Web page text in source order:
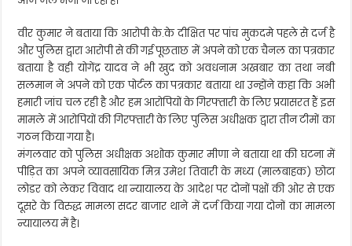
वीर कुमार ने बताया कि आरोपी के.के दीक्षित पर पांच मुकदमे पहले से दर्ज है
और पुलिस द्वारा आरोपी से की गई पूछताछ में अपने को एक चैनल का पत्रकार
बताया है वही योगेंद्र यादव ने भी खुद को अवधनाम अखबार का तथा नबी
सलमान ने अपने को एक पोर्टल का पत्रकार बताया था उन्होंने कहा कि अभी
हमारी जांच चल रही है और हम आरोपियों के गिरफ्तारी के लिए प्रयासरत हैं इस
मामले में आरोपियों की गिरफ्तारी के लिए पुलिस अधीक्षक द्वारा तीन टीमों का
गठन किया गया है।
मंगलवार को पुलिस अधीक्षक अशोक कुमार मीणा ने बताया था की घटना में
पीड़ित का अपने व्यावसायिक मित्र उमेश तिवारी के मध्य (मालबाहक) छोटा
लोडर को लेकर विवाद था न्यायालय के आदेश पर दोनों पक्षों की ओर से एक
दूसरे के विरुद्ध मामला सदर बाजार थाने में दर्ज किया गया दोनों का मामला
न्यायालय में है।